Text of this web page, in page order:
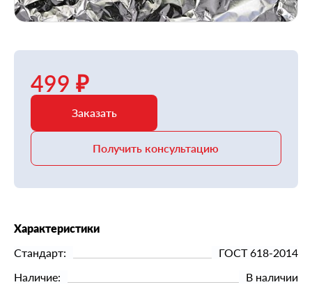
499 ₽
Заказать
Получить консультацию
Характеристики
Стандарт:
ГОСТ 618-2014
Наличие:
В наличии